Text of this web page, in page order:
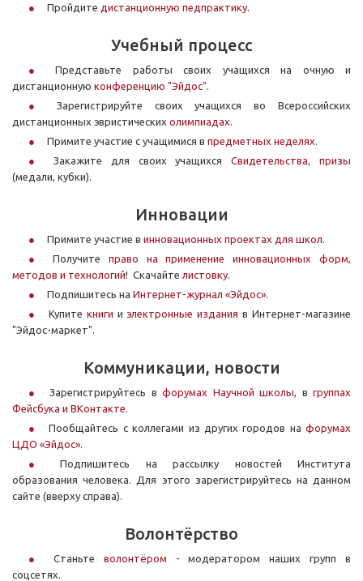
Пройдите дистанционную педпрактику.
Учебный процесс
Представьте работы своих учащихся на очную и
дистанционную конференцию "Эйдос".
Зарегистрируйте своих учащихся во Всероссийских
дистанционных эвристических олимпиадах.
Примите участие с учащимися в предметных неделях.
Закажите для своих учащихсяСвидетельства,призы
(медали, кубки).
Инновации
Примите участие в инновационных проектах для школ.
Получите право на применение инновационных форм,
методов и технологий! Скачайте листовку.
Подпишитесь на Интернет-журнал «Эйдос».
Купите книги и электронные издания в Интернет-магазине
"Эйдос-маркет".
Коммуникации, новости
Зарегистрируйтесь вфорумах Научной школы, в группах
Фейсбука и ВКонтакте.
Пообщайтесь с коллегами из других городов на форумах
ЦДО «Эйдос».
Подпишитесь на рассылку новостей Института
образования человека. Для этого зарегистрируйтесь на данном
сайте (вверху справа).
Волонтёрство
Станьте волонтёром - модератором наших групп в
соцсетях.